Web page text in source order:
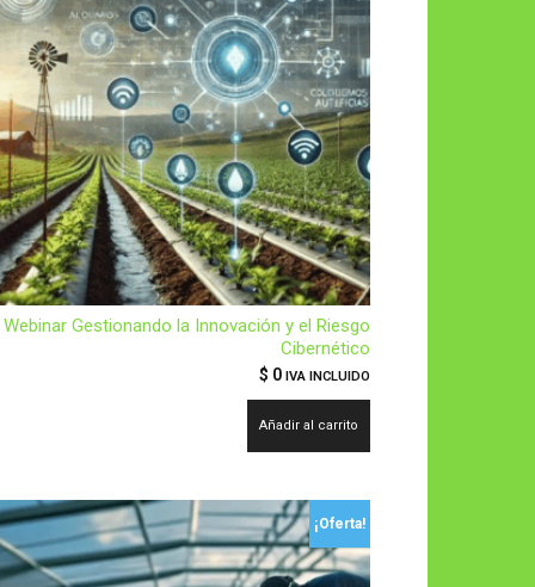
Webinar Gestionando la Innovación y el Riesgo
Cibernético
$ 0 IVA INCLUIDO
Añadir al carrito
¡Oferta!